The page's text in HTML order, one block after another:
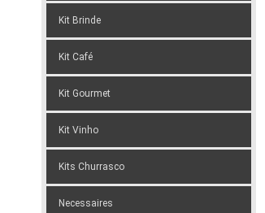
Kit Brinde
Kit Café
Kit Gourmet
Kit Vinho
Kits Churrasco
Necessaires